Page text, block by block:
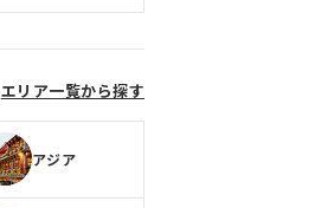
エリア一覧から探す
アジア